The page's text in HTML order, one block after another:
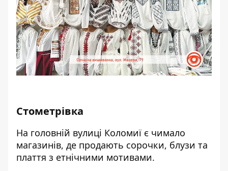
Стометрівка
На головній вулиці Коломиї є чимало
магазинів, де продають сорочки, блузи та
плаття з етнічними мотивами.